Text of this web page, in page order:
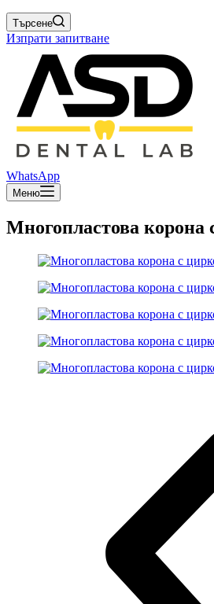
Търсене
Изпрати запитване
WhatsApp
Меню
Многопластова корона